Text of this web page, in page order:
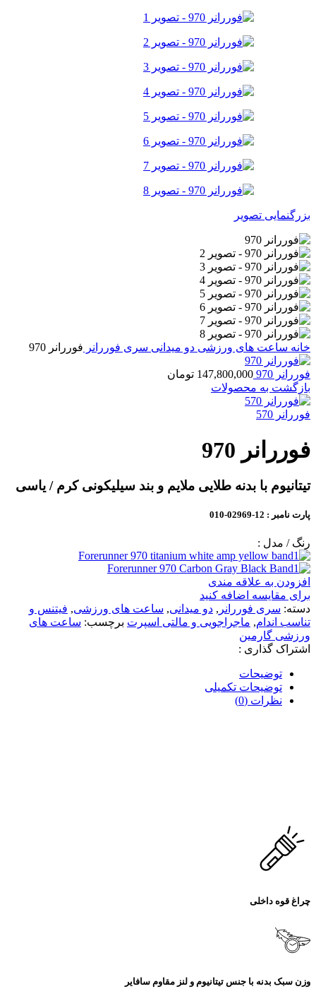
بزرگنمایی تصویر
خانه ساعت های ورزشی دو میدانی سری فوررانر فوررانر 970
فوررانر 970 147,800,000 تومان
بازگشت به محصولات
فوررانر 570
فوررانر 970
تیتانیوم با بدنه طلایی ملایم و بند سیلیکونی کرم / یاسی
پارت نامبر : 12-02969-010
رنگ / مدل :
افزودن به علاقه مندی
برای مقایسه اضافه کنید
دسته: سری فوررانر , دو میدانی, ساعت های ورزشی, فیتنس و
تناسب اندام, ماجراجویی و مالتی اسپرت برچسب: ساعت های
ورزشی گارمین
اشتراک گذاری :
توضیحات
توضیحات تکمیلی
نظرات (0)
چراغ قوه داخلی
وزن سبک بدنه با جنس تیتانیوم و لنز مقاوم سافایر